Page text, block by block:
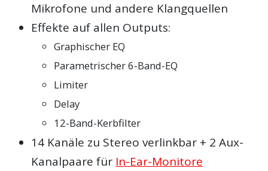
Mikrofone und andere Klangquellen
Effekte auf allen Outputs:
Graphischer EQ
Parametrischer 6-Band-EQ
Limiter
Delay
12-Band-Kerbfilter
14 Kanäle zu Stereo verlinkbar + 2 Aux-
Kanalpaare für In-Ear-Monitore